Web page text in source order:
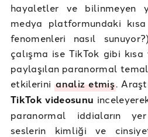
hayaletler ve bilinmeyen
medya platformundaki
fenomenleri nasıl
çalışma ise TikTok gibi
paylaşılan paranormal
etkilerinianaliz etmiş.
TikTok videosunu
paranormal iddiaların yer
seslerin kimliği ve